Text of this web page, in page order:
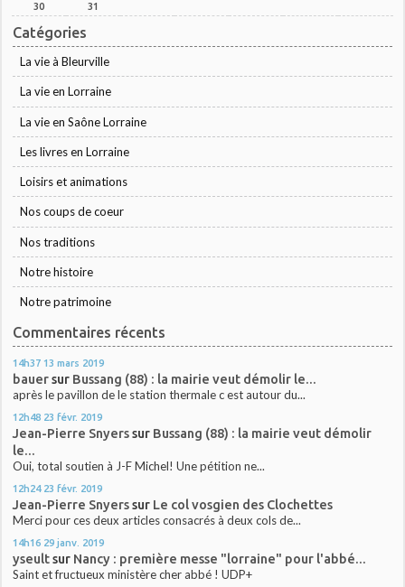
30 31
Catégories
La vie à Bleurville
La vie en Lorraine
La vie en Saône Lorraine
Les livres en Lorraine
Loisirs et animations
Nos coups de coeur
Nos traditions
Notre histoire
Notre patrimoine
Commentaires récents
14h37 13 mars 2019
bauersur Bussang (88) : la mairie veut démolir le...
après le pavillon de le station thermale c est autour du...
12h48 23 févr. 2019
Jean-Pierre Snyerssur Bussang (88) : la mairie veut démolir
le...
Oui, total soutien à J-F Michel! Une pétition ne...
12h24 23 févr. 2019
Jean-Pierre Snyerssur Le col vosgien des Clochettes
Merci pour ces deux articles consacrés à deux cols de...
14h16 29 janv. 2019
yseultsur Nancy : première messe "lorraine" pour l'abbé...
Saint et fructueux ministère cher abbé ! UDP+